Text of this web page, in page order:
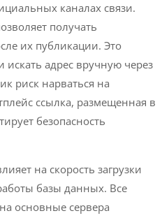
каналах связи.
получать
их публикации. Это
искать адрес вручную через
риск нарваться на
ссылка, размещенная в
безопасность
на скорость загрузки
базы данных. Все
основные сервера